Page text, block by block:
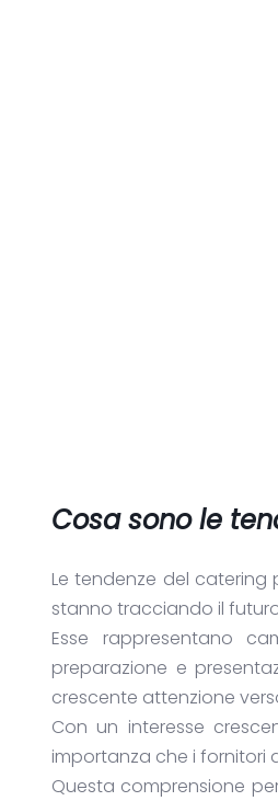
Cosa sono le
Le tendenze del
stanno tracciando il
Esse rappresentano
preparazione e
crescente attenzione
Con un interesse
importanza che i fornitori
Questa comprensione